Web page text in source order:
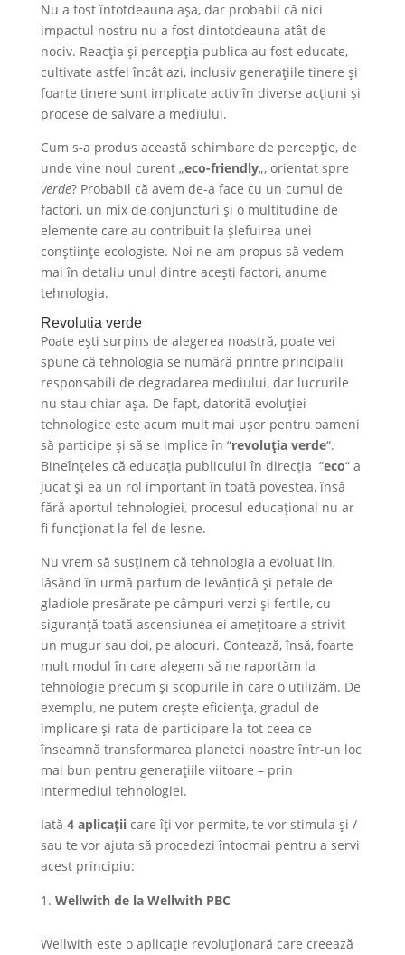
Nu a fost întotdeauna așa, dar probabil că nici
impactul nostru nu a fost dintotdeauna atât de
nociv. Reacția și percepția publica au fost educate,
cultivate astfel încât azi, inclusiv generațiile tinere și
foarte tinere sunt implicate activ în diverse acțiuni și
procese de salvare a mediului.
Cum s-a produs această schimbare de percepție, de
unde vine noul curent „eco-friendly„, orientat spre
verde? Probabil că avem de-a face cu un cumul de
factori, un mix de conjuncturi și o multitudine de
elemente care au contribuit la șlefuirea unei
conștiințe ecologiste. Noi ne-am propus să vedem
mai în detaliu unul dintre acești factori, anume
tehnologia.
Revolutia verde
Poate ești surpins de alegerea noastră, poate vei
spune că tehnologia se numără printre principalii
responsabili de degradarea mediului, dar lucrurile
nu stau chiar așa. De fapt, datorită evoluției
tehnologice este acum mult mai ușor pentru oameni
să participe și să se implice în “revoluția verde“.
Bineînțeles că educația publicului în direcția “eco“ a
jucat și ea un rol important în toată povestea, însă
fără aportul tehnologiei, procesul educațional nu ar
fi funcționat la fel de lesne.
Nu vrem să susținem că tehnologia a evoluat lin,
lăsând în urmă parfum de levănțică și petale de
gladiole presărate pe câmpuri verzi și fertile, cu
siguranță toată ascensiunea ei amețitoare a strivit
un mugur sau doi, pe alocuri. Contează, însă, foarte
mult modul în care alegem să ne raportăm la
tehnologie precum și scopurile în care o utilizăm. De
exemplu, ne putem crește eficiența, gradul de
implicare și rata de participare la tot ceea ce
înseamnă transformarea planetei noastre într-un loc
mai bun pentru generațiile viitoare – prin
intermediul tehnologiei.
Iată 4 aplicațiicare îți vor permite, te vor stimula și /
sau te vor ajuta să procedezi întocmai pentru a servi
acest principiu:
Wellwith de la Wellwith PBC
Wellwith este o aplicație revoluționară care creează